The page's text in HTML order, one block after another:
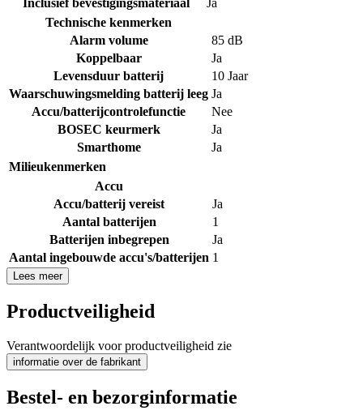
Inclusief bevestigingsmateriaal
Ja
Technische kenmerken
Alarm volume
85 dB
Koppelbaar
Ja
Levensduur batterij
10 Jaar
Waarschuwingsmelding batterij leeg Ja
Accu/batterijcontrolefunctie
Nee
BOSEC keurmerk
Ja
Smarthome
Ja
Milieukenmerken
Accu
Accu/batterij vereist
Ja
Aantal batterijen
1
Batterijen inbegrepen
Ja
Aantal ingebouwde accu's/batterijen 1
Lees meer
Productveiligheid
Verantwoordelijk voor productveiligheid zie
informatie over de fabrikant
Bestel- en bezorginformatie